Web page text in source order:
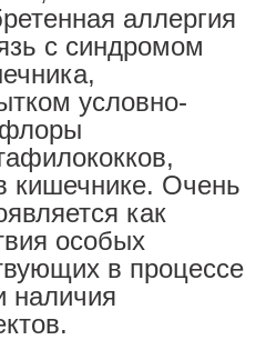
аллергия
с синдромом
условно-
кишечнике. Очень
как
особых
в процессе
наличия